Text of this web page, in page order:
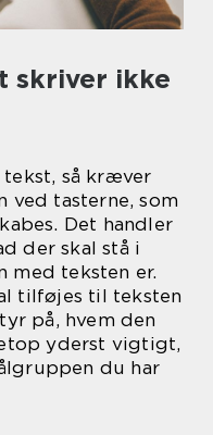
skriver ikke
så kræver
ved tasterne, som
Det handler
der skal stå i
med teksten er.
tilføjes til teksten
på, hvem den
yderst vigtigt,
du har